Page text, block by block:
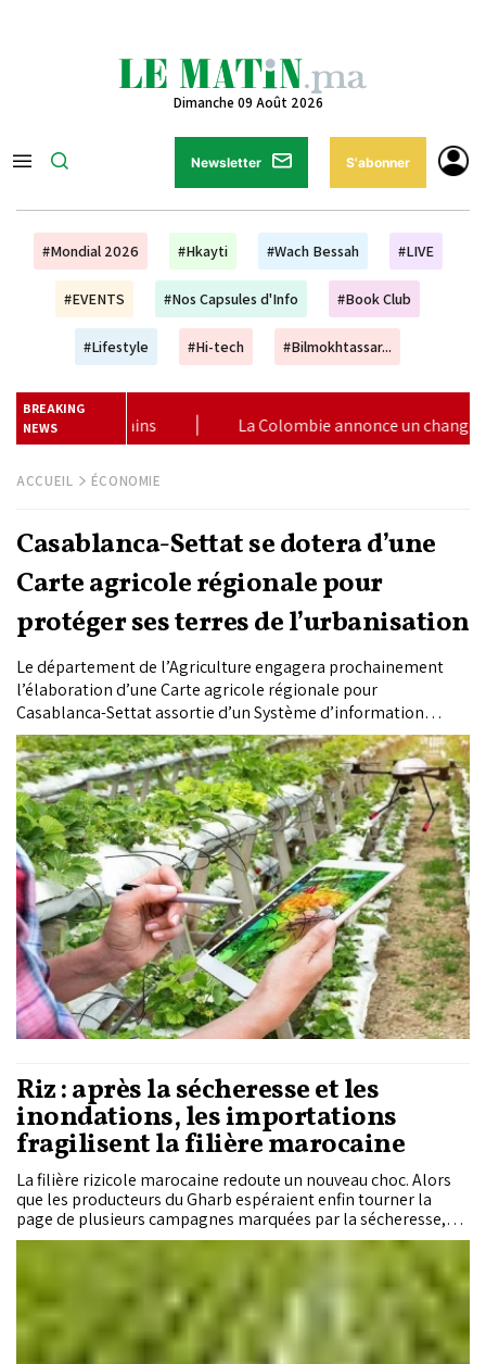
Dimanche 09 Août 2026
Newsletter S'abonner
#Mondial 2026 #Hkayti #Wach Bessah #LIVE
#EVENTS #Nos Capsules d'Info #Book Club
#Lifestyle #Hi-tech #Bilmokhtassar...
BREAKING
NEWS
un changement de sa position et reconnaît la
ACCUEIL ÉCONOMIE
Casablanca-Settat se dotera d’une
Carte agricole régionale pour
protéger ses terres de l’urbanisation
Le département de l’Agriculture engagera prochainement
l’élaboration d’une Carte agricole régionale pour
Casablanca-Settat assortie d’un Système d’information
géographique. L’objectif : classer les terres selon leur
potentiel agronomique et donner aux autorités un outil
d’arbitrage face à la pression foncière qui s’exerce sur la
région la plus peuplée du Royaume.
Riz : après la sécheresse et les
inondations, les importations
fragilisent la filière marocaine
La filière rizicole marocaine redoute un nouveau choc. Alors
que les producteurs du Gharb espéraient enfin tourner la
page de plusieurs campagnes marquées par la sécheresse,
les intempéries de cette année ont été suivies d'une autre
menace : l'accumulation des stocks et la progression des
importations. Des industriels alertent sur le risque d'une
rupture de toute la chaîne de valeur si aucune décision
n'intervient rapidement.